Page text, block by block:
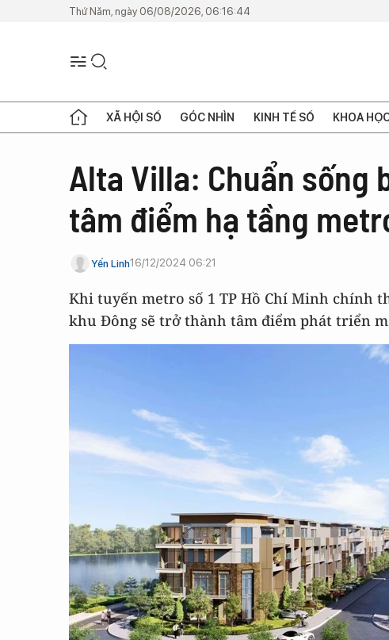
Thứ Năm, ngày 06/08/2026, 06:16:44
XÃ HỘI SỐ GÓC NHÌN KINH TẾ SỐ KHOA
Alta Villa: Chuẩn sống
tâm điểm hạ tầng
Yến Linh16/12/2024 06:21
Khi tuyến metro số 1 TP Hồ Chí Minh chính
khu Đông sẽ trở thành tâm điểm phát triển